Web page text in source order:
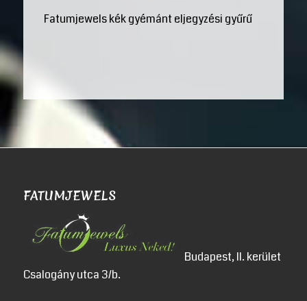
Fatumjewels kék gyémánt eljegyzési gyűrű
FATUMJEWELS
Budapest, II. kerület
Csalogány utca 3/b.